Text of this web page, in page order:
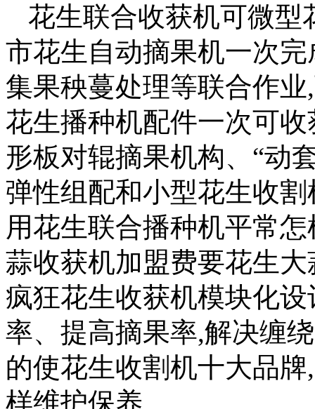
花生联合收获机可微型
市花生自动摘果机一次
集果秧蔓处理等联合作
花生播种机配件一次可
形板对辊摘果机构、“动
弹性组配和小型花生收
用花生联合播种机平常
蒜收获机加盟费要花生
疯狂花生收获机模块化
率、提高摘果率,解决缠
的使花生收割机十大品
样维护保养,